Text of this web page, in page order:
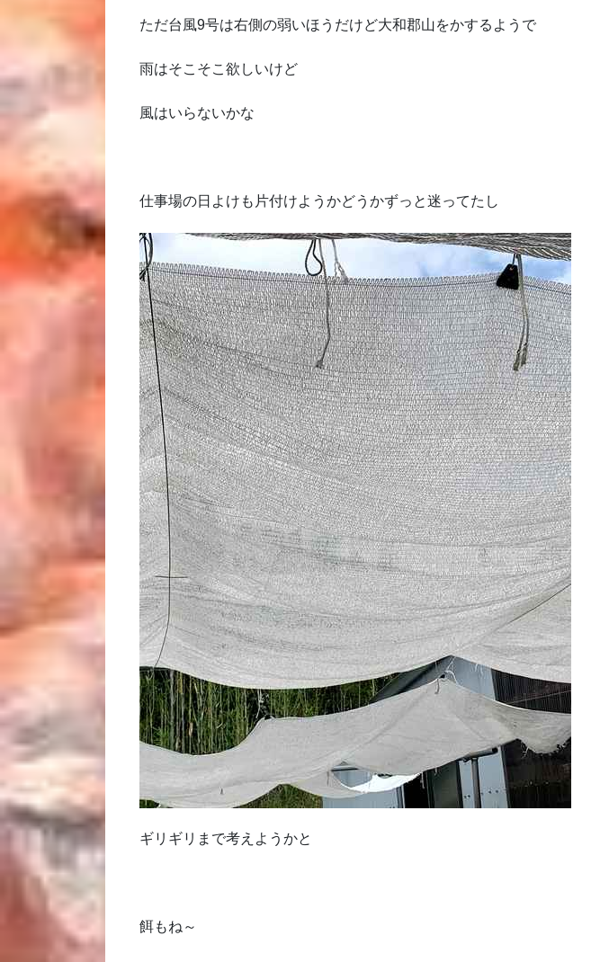
ただ台風9号は右側の弱いほうだけど大和郡山をかするようで
雨はそこそこ欲しいけど
風はいらないかな
仕事場の日よけも片付けようかどうかずっと迷ってたし
ギリギリまで考えようかと
餌もね～